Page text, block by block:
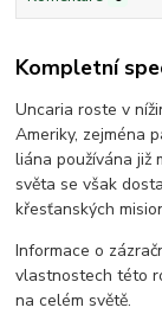
Kompletní
Uncaria roste v
Ameriky, zejména
liána používána již
světa se však
křesťanských
Informace o
vlastnostech této
na celém světě.